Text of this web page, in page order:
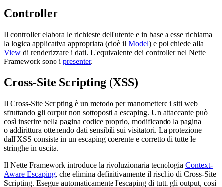
Controller
Il controller elabora le richieste dell'utente e in base a esse richiama
la logica applicativa appropriata (cioè il Model) e poi chiede alla
View di renderizzare i dati. L'equivalente dei controller nel Nette
Framework sono i presenter.
Cross-Site Scripting (XSS)
Il Cross-Site Scripting è un metodo per manomettere i siti web
sfruttando gli output non sottoposti a escaping. Un attaccante può
così inserire nella pagina codice proprio, modificando la pagina
o addirittura ottenendo dati sensibili sui visitatori. La protezione
dall'XSS consiste in un escaping coerente e corretto di tutte le
stringhe in uscita.
Il Nette Framework introduce la rivoluzionaria tecnologia Context-
Aware Escaping, che elimina definitivamente il rischio di Cross-Site
Scripting. Esegue automaticamente l'escaping di tutti gli output, così